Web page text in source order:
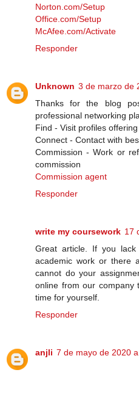
Norton.com/Setup
Office.com/Setup
McAfee.com/Activate
Responder
Unknown 3 de marzo de
Thanks for the blog
professional networking
Find - Visit profiles
Connect - Contact with
Commission - Work or
commission
Commission agent
Responder
write my coursework 17
Great article. If you
academic work or there
cannot do your
online from our company
time for yourself.
Responder
anjli 7 de mayo de 2020